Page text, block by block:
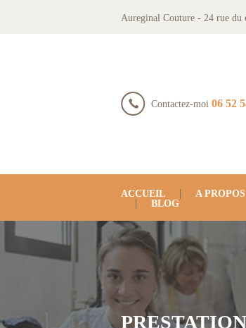
Aureginal Couture - 24 rue du
Contactez-moi 06 52
ACCUEIL A PROPOS
BLOG